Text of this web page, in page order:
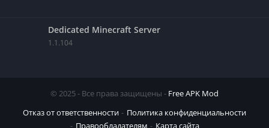
Dedicated Minecraft Server
1.1.104
© 2025 - Все права защищены - Free APK Mod
Отказ от ответственности
Политика конфиденциальности
Правообладателям
Карта сайта